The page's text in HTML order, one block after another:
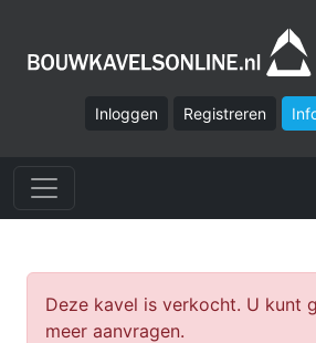
Inloggen Registreren
Deze kavel is verkocht. U kunt
meer aanvragen.